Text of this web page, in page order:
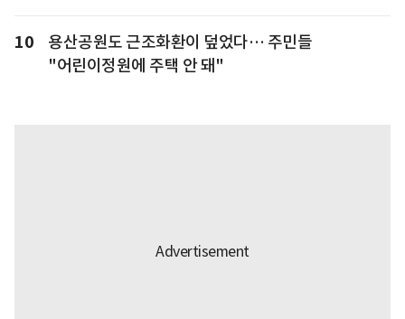
10
용산공원도 근조화환이 덮었다… 주민들
"어린이정원에 주택 안 돼"